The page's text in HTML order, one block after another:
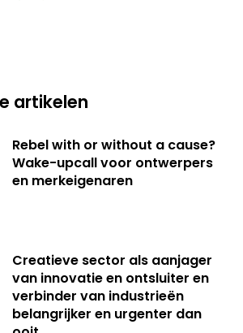
artikelen
Rebel with or without a cause?
Wake-upcall voor ontwerpers
en merkeigenaren
Creatieve sector als aanjager
van innovatie en ontsluiter en
verbinder van industrieën
belangrijker en urgenter dan